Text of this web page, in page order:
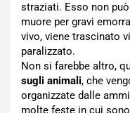
straziati. Esso non
muore per gravi
vivo, viene trascinato
paralizzato.
Non si farebbe altro,
sugli animali, che
organizzate dalle
molte feste in cui